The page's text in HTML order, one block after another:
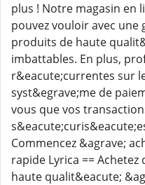
plus ! Notre magasin en
pouvez vouloir avec
produits de haute
imbattables. En plus,
r&eacute;currentes sur
syst&egrave;me de
vous que vos
Commencez &agrave;
rapide Lyrica ==
haute qualit&eacute;